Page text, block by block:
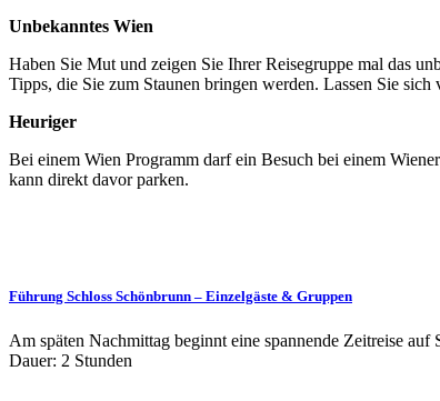
Unbekanntes Wien
Haben Sie Mut und zeigen Sie Ihrer Reisegruppe mal das
Tipps, die Sie zum Staunen bringen werden. Lassen Sie
Heuriger
Bei einem Wien Programm darf ein Besuch bei einem
kann direkt davor parken.
Führung Schloss Schönbrunn – Einzelgäste & Gruppen
Am späten Nachmittag beginnt eine spannende Zeitreise
Dauer: 2 Stunden